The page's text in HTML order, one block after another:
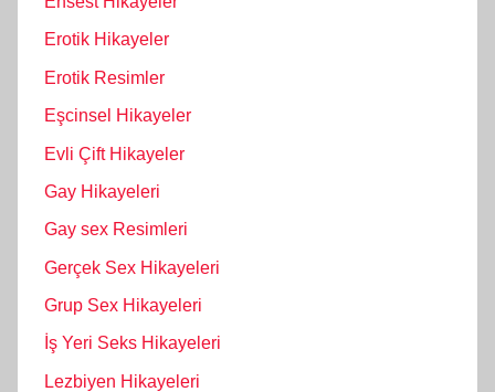
Erotik Hikayeler
Erotik Resimler
Eşcinsel Hikayeler
Evli Çift Hikayeler
Gay Hikayeleri
Gay sex Resimleri
Gerçek Sex Hikayeleri
Grup Sex Hikayeleri
İş Yeri Seks Hikayeleri
Lezbiyen Hikayeleri